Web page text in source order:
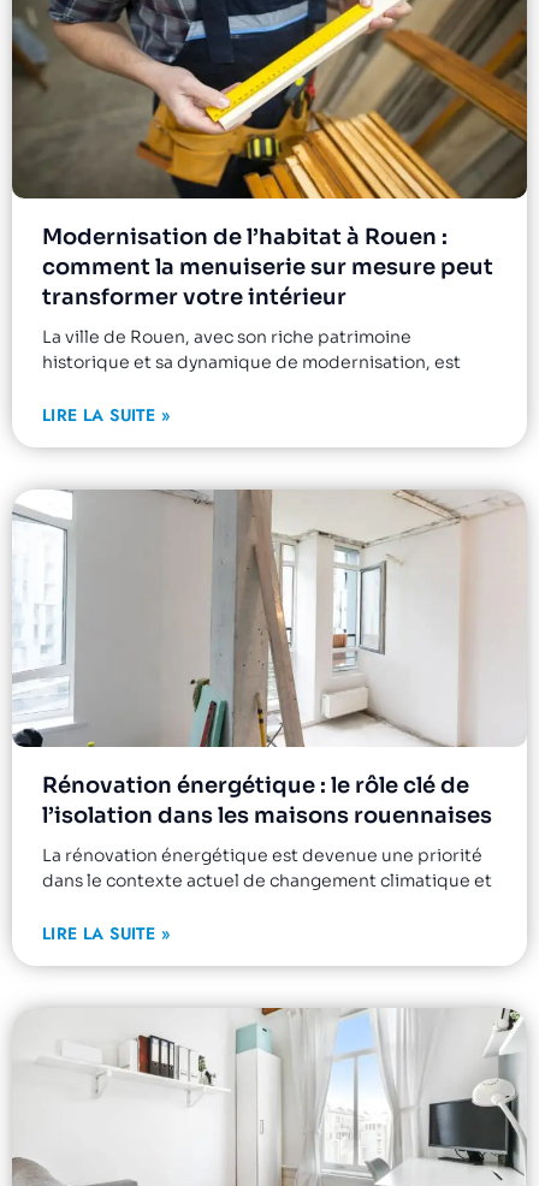
Modernisation de l’habitat à Rouen :
comment la menuiserie sur mesure peut
transformer votre intérieur
La ville de Rouen, avec son riche patrimoine
historique et sa dynamique de modernisation, est
LIRE LA SUITE »
Rénovation énergétique : le rôle clé de
l’isolation dans les maisons rouennaises
La rénovation énergétique est devenue une priorité
dans le contexte actuel de changement climatique et
LIRE LA SUITE »